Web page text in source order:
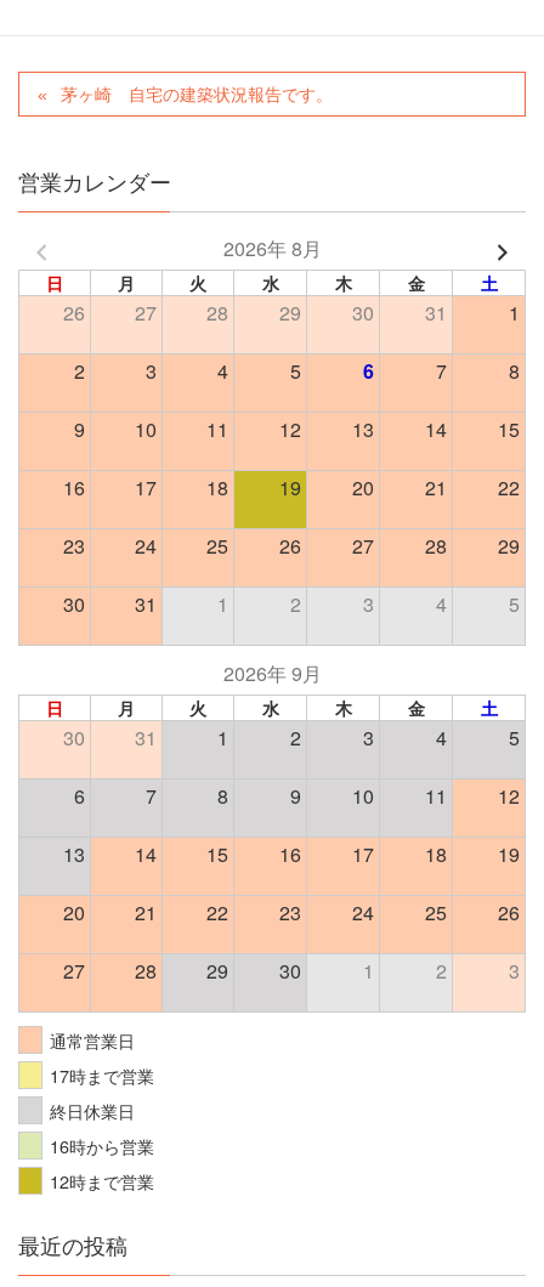
茅ヶ崎 自宅の建築状況報告です。
営業カレンダー
2026年 8月
日 月 火 水 木 金 土
26 27 28 29 30 31 1
2 3 4 5 6 7 8
9 10 11 12 13 14 15
16 17 18 19 20 21 22
23 24 25 26 27 28 29
30 31 1 2 3 4 5
2026年 9月
日 月 火 水 木 金 土
30 31 1 2 3 4 5
6 7 8 9 10 11 12
13 14 15 16 17 18 19
20 21 22 23 24 25 26
27 28 29 30 1 2 3
通常営業日
17時まで営業
終日休業日
16時から営業
12時まで営業
最近の投稿